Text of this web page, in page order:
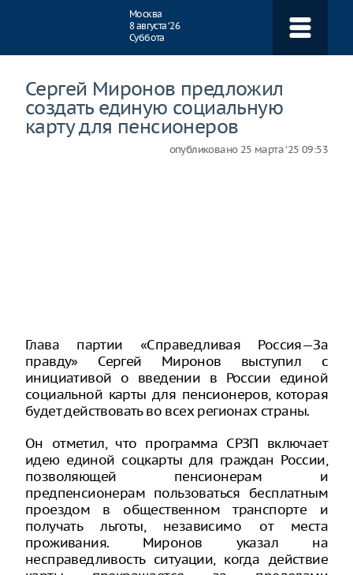
Москва
8 августа ‘26
Суббота
Сергей Миронов предложил
создать единую социальную
карту для пенсионеров
опубликовано 25 марта ‘25 09:53
Глава партии «Справедливая Россия—За
правду» Сергей Миронов выступил с
инициативой о введении в России единой
социальной карты для пенсионеров, которая
будет действовать во всех регионах страны.
Он отметил, что программа СРЗП включает
идею единой соцкарты для граждан России,
позволяющей пенсионерам и
предпенсионерам пользоваться бесплатным
проездом в общественном транспорте и
получать льготы, независимо от места
проживания. Миронов указал на
несправедливость ситуации, когда действие